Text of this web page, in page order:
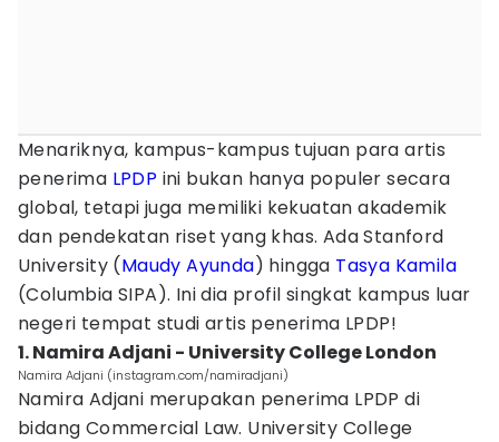
Menariknya, kampus-kampus tujuan para artis
penerima LPDP ini bukan hanya populer secara
global, tetapi juga memiliki kekuatan akademik
dan pendekatan riset yang khas. Ada Stanford
University (Maudy Ayunda) hingga Tasya Kamila
(Columbia SIPA). Ini dia profil singkat kampus luar
negeri tempat studi artis penerima LPDP!
1. Namira Adjani - University College London
Namira Adjani (instagram.com/namiradjani)
Namira Adjani merupakan penerima LPDP di
bidang Commercial Law. University College